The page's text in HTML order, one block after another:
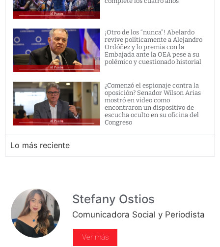
¡Otro de los “nunca”! Abelardo
revive políticamente a Alejandro
Ordóñez y lo premia con la
Embajada ante la OEA pese a su
polémico y cuestionado historial
¿Comenzó el espionaje contra la
oposición? Senador Wilson Arias
mostró en video como
encontraron un dispositivo de
escucha oculto en su oficina del
Congreso
Lo más reciente
Stefany Ostios
Comunicadora Social y Periodista
Ver más